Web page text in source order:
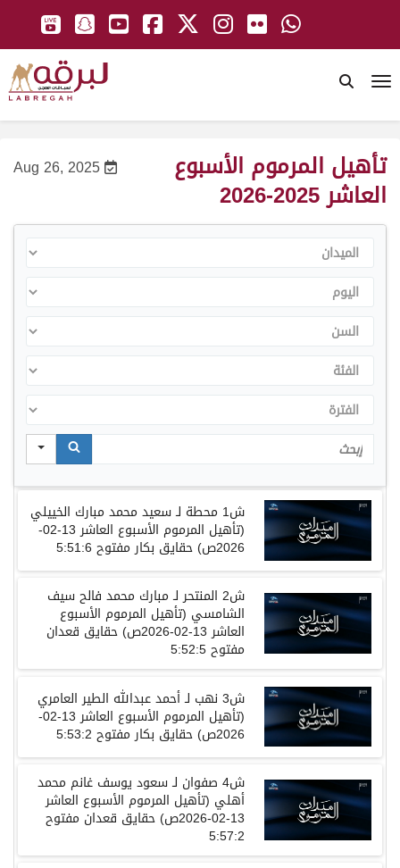
Aug 26, 2025 تأهيل المرموم الأسبوع
العاشر 2025-2026
الميدان
اليوم
السن
الفئة
الفترة
Search
ش1 محطة لـسعيد محمد مبارك الخييلي
(تأهيل المرموم الأسبوع العاشر 13-02-
2026ص)حقايق بكار مفتوح 5:51:6
ش2 المنتحر لـ مبارك محمد فالح سيف
الشامسي (تأهيل المرموم الأسبوع
العاشر13-02-2026 ص)حقايق قعدان
مفتوح5:52:5
ش3 نهب لـأحمد عبدالله الطير العامري
(تأهيل المرموم الأسبوع العاشر 13-02-
2026ص)حقايق بكار مفتوح 5:53:2
ش4 صفوان لـسعود يوسف غانم محمد
أهلي (تأهيل المرموم الأسبوع العاشر
13-02-2026 ص)حقايق قعدان مفتوح
5:57:2